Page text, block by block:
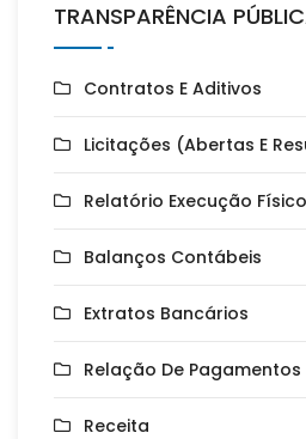
TRANSPARÊNCIA
Contratos E Aditivos
Licitações (Abertas E
Relatório Execução
Balanços Contábeis
Extratos Bancários
Relação De Pagamentos
Receita